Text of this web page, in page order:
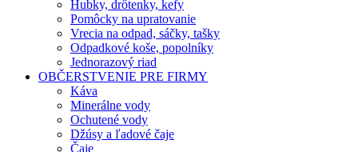
Hubky, drôtenky, kefy
Pomôcky na upratovanie
Vrecia na odpad, sáčky, tašky
Odpadkové koše, popolníky
Jednorazový riad
OBČERSTVENIE PRE FIRMY
Káva
Minerálne vody
Ochutené vody
Džúsy a ľadové čaje
Čaje